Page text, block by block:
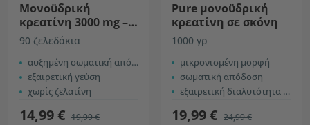
Μονοϋδρική
κρεατίνη 3000 mg –
ανανάς
90 ζελεδάκια
αυξημένη σωματική απόδοση
εξαιρετική γεύση
χωρίς ζελατίνη
14,99 € 19,99 €
Pure μονοϋδρική
κρεατίνη σε σκόνη
1000 γρ
μικρονισμένη μορφή
σωματική απόδοση
εξαιρετική διαλυτότητα στο νερό
19,99 € 24,99 €